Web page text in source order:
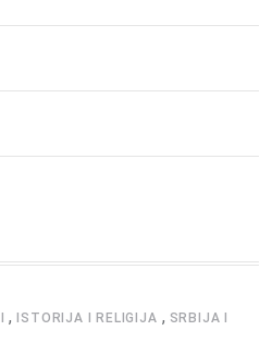
, ISTORIJA I RELIGIJA , SRBIJA I